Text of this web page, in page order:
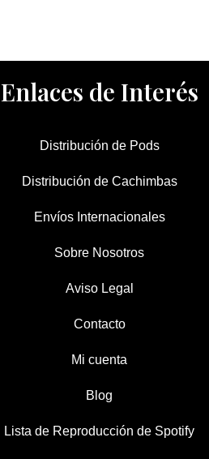
Enlaces de Interés
Distribución de Pods
Distribución de Cachimbas
Envíos Internacionales
Sobre Nosotros
Aviso Legal
Contacto
Mi cuenta
Blog
Lista de Reproducción de Spotify